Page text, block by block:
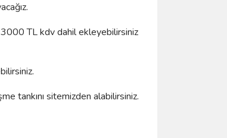
3000 TL kdv dahil ekleyebilirsiniz
tankını sitemizden alabilirsiniz.